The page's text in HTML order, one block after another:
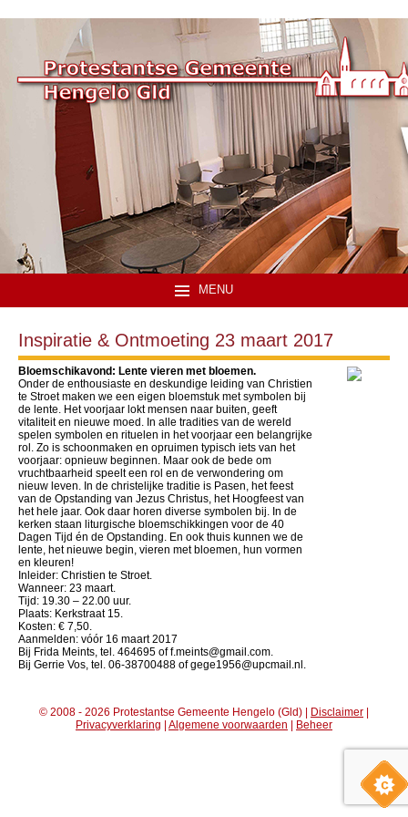
MENU
Inspiratie & Ontmoeting 23 maart 2017
Bloemschikavond: Lente vieren met bloemen.
Onder de enthousiaste en deskundige leiding van Christien
te Stroet maken we een eigen bloemstuk met symbolen bij
de lente. Het voorjaar lokt mensen naar buiten, geeft
vitaliteit en nieuwe moed. In alle tradities van de wereld
spelen symbolen en rituelen in het voorjaar een belangrijke
rol. Zo is schoonmaken en opruimen typisch iets van het
voorjaar: opnieuw beginnen. Maar ook de bede om
vruchtbaarheid speelt een rol en de verwondering om
nieuw leven. In de christelijke traditie is Pasen, het feest
van de Opstanding van Jezus Christus, het Hoogfeest van
het hele jaar. Ook daar horen diverse symbolen bij. In de
kerken staan liturgische bloemschikkingen voor de 40
Dagen Tijd én de Opstanding. En ook thuis kunnen we de
lente, het nieuwe begin, vieren met bloemen, hun vormen
en kleuren!
Inleider: Christien te Stroet.
Wanneer: 23 maart.
Tijd: 19.30 – 22.00 uur.
Plaats: Kerkstraat 15.
Kosten: € 7,50.
Aanmelden: vóór 16 maart 2017
Bij Frida Meints, tel. 464695 of f.meints@gmail.com.
Bij Gerrie Vos, tel. 06-38700488 of gege1956@upcmail.nl.
© 2008 - 2026 Protestantse Gemeente Hengelo (Gld) | Disclaimer |
Privacyverklaring | Algemene voorwaarden | Beheer